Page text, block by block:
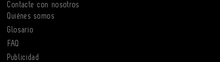
Contacte con nosotros
Quiénes somos
Glosario
FAQ
Publicidad